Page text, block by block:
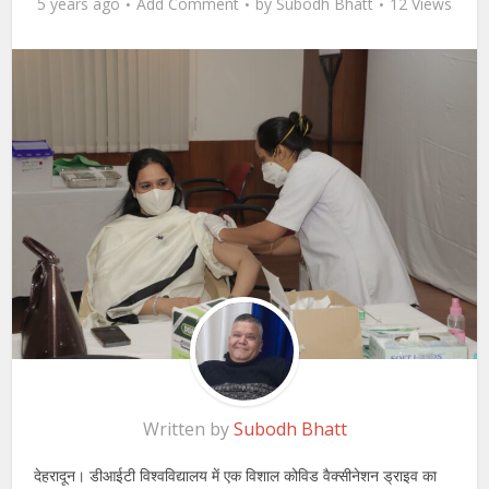
Written bySubodh Bhatt
देहरादून। डीआईटी विश्वविद्यालय में एक विशाल कोविड वैक्सीनेशन ड्राइव का